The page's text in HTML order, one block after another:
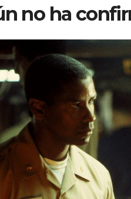
no ha